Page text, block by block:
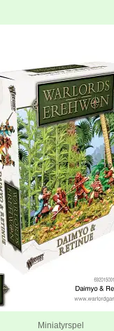
Miniatyrspel